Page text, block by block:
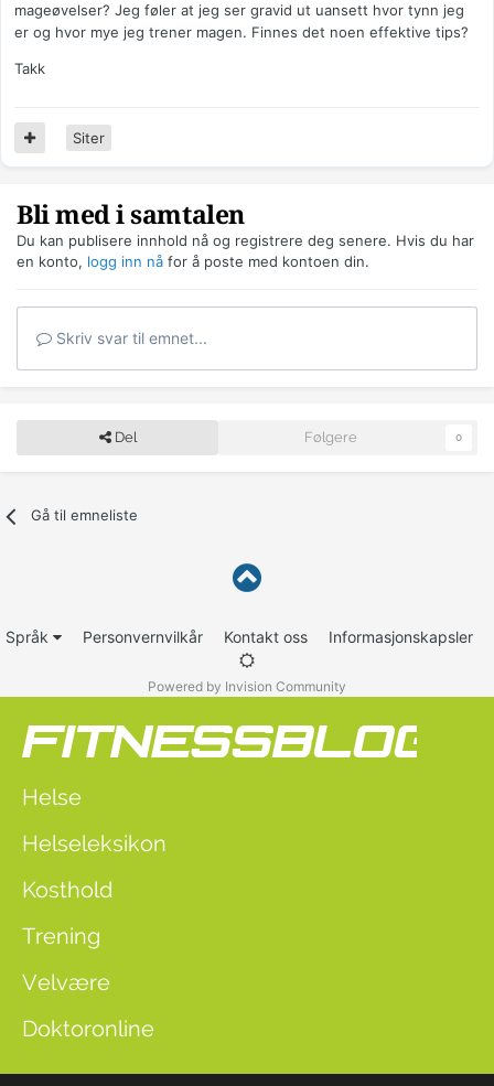
mageøvelser? Jeg føler at jeg ser gravid ut uansett hvor tynn jeg
er og hvor mye jeg trener magen. Finnes det noen effektive tips?
Takk
Siter
Bli med i samtalen
Du kan publisere innhold nå og registrere deg senere. Hvis du har
en konto, logg inn nå for å poste med kontoen din.
Skriv svar til emnet...
Del Følgere 0
Gå til emneliste
Språk Personvernvilkår Kontakt oss Informasjonskapsler
Powered by Invision Community
Helse
Helseleksikon
Kosthold
Trening
Velvære
Doktoronline